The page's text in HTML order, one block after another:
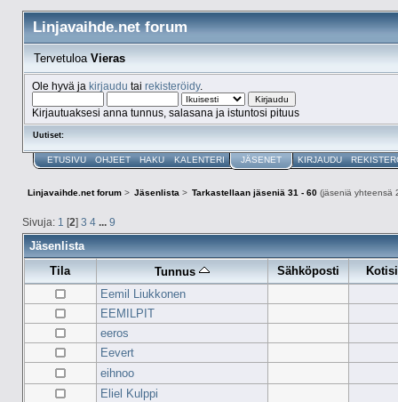
Linjavaihde.net forum
TervetuloaVieras
Ole hyvä ja kirjaudu tai rekisteröidy.
Kirjautuaksesi anna tunnus, salasana ja istuntosi pituus
Uutiset:
ETUSIVU OHJEET HAKU KALENTERI JÄSENET KIRJAUDU
Linjavaihde.net forum> Jäsenlista > Tarkastellaan jäseniä 31 - 60 (jäseniä yhteensä
Sivuja: 1 [2] 3 4 ... 9
Jäsenlista
Tila
Tunnus Sähköposti
Eemil Liukkonen
EEMILPIT
eeros
Eevert
eihnoo
Eliel Kulppi